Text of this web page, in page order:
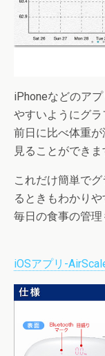
iPhoneなどのア
やすいようにグ
前日に比べ体重
見ることができま
これだけ簡単で
るときもわかりや
毎日の食事の管
iOSアプリ-